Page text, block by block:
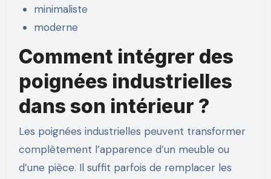
minimaliste
moderne
Comment intégrer des
poignées industrielles
dans son intérieur ?
Les poignées industrielles peuvent transformer
complètement l’apparence d’un meuble ou
d’une pièce. Il suffit parfois de remplacer les